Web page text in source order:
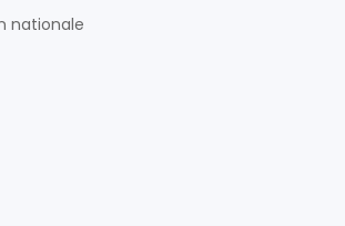
nationale